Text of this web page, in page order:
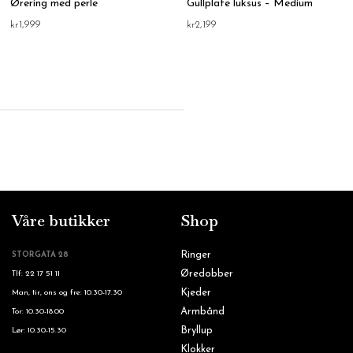
Ørering med perle
kr1,999
Gullplate luksus – Medium
kr2,199
Våre butikker
STORGATA 28
Tlf: 22 17 51 11
Man, tir, ons og fre: 10.30-17.30
Tor: 10.30-18.00
Lør: 10.30-15.30
Shop
Ringer
Øredobber
Kjeder
Armbånd
Bryllup
Klokker